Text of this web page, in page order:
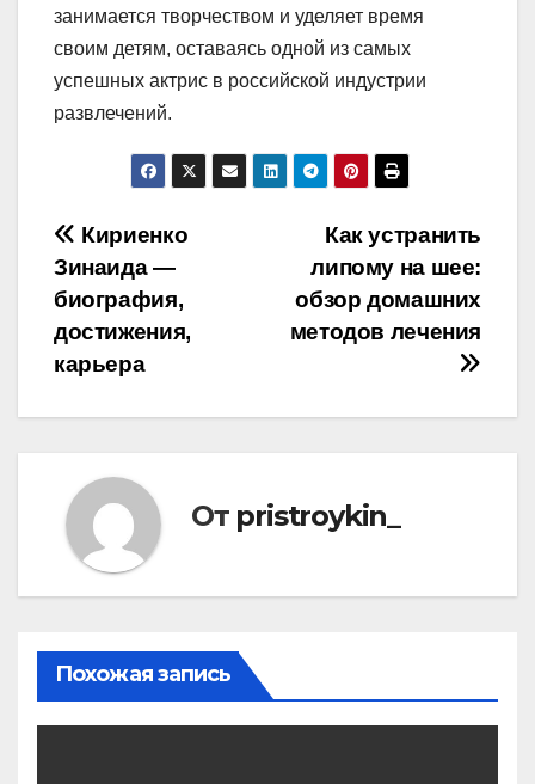
занимается творчеством и уделяет время
своим детям, оставаясь одной из самых
успешных актрис в российской индустрии
развлечений.
Навигация
по
записям
Как устранить
липому на шее:
обзор домашних
методов лечения
Кириенко
Зинаида —
биография,
достижения,
карьера
От pristroykin_
Похожая запись